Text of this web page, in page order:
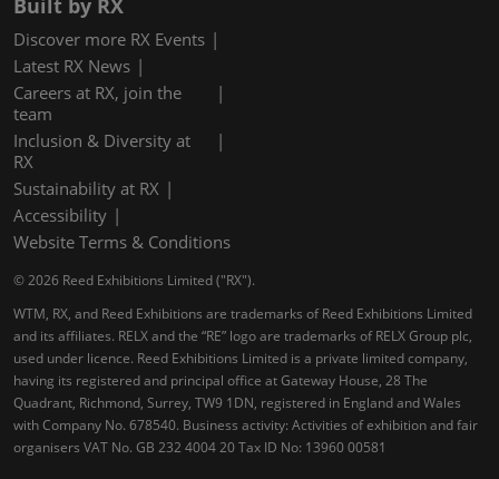
Built by RX
Discover more RX Events
Latest RX News
Careers at RX, join the
team
Inclusion & Diversity at
RX
Sustainability at RX
Accessibility
Website Terms & Conditions
© 2026 Reed Exhibitions Limited ("RX").
WTM, RX, and Reed Exhibitions are trademarks of Reed Exhibitions Limited
and its affiliates. RELX and the “RE” logo are trademarks of RELX Group plc,
used under licence. Reed Exhibitions Limited is a private limited company,
having its registered and principal office at Gateway House, 28 The
Quadrant, Richmond, Surrey, TW9 1DN, registered in England and Wales
with Company No. 678540. Business activity: Activities of exhibition and fair
organisers VAT No. GB 232 4004 20 Tax ID No: 13960 00581